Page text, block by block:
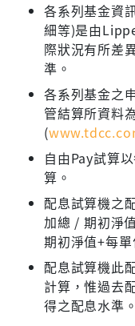
各系列基金資
細等)是由
際狀況有所差
準。
各系列基金之
管結算所資料
(
自由Pay試算
算。
配息試算機之
加總 / 期初淨
期初淨值+每
配息試算機此
計算，惟過去
得之配息水準。